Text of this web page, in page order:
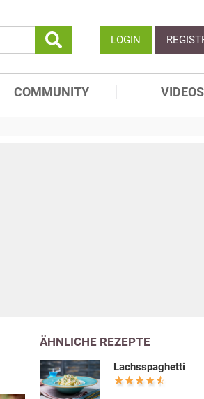
LOGIN
COMMUNITY VIDEOS
ÄHNLICHE REZEPTE
Lachsspaghetti